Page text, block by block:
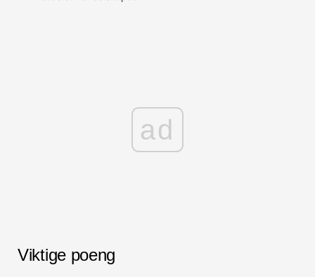
ad
Viktige poeng